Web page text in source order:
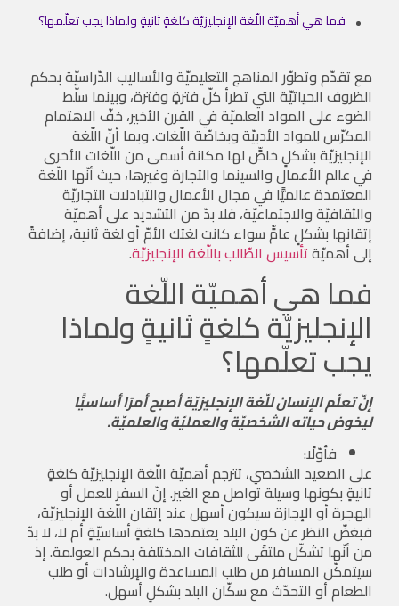
فما هي أهميّة اللّغة الإنجليزيّة كلغةٍ ثانيةٍ ولماذا يجب تعلّمها؟
مع تقدّم وتطوّر المناهج التعليميّة والأساليب الدّراسيّة بحكم
الظروف الحياتيّة التي تطرأ كلّ فترةٍ وفترة، وبينما سلّط
الضوء على المواد العلميّة في القرن الأخير، خفّ الاهتمام
المكرّس للمواد الأدبيّة وبخاصّة اللّغات. وبما أنّ اللّغة
الإنجليزيّة بشكلٍ خاصٍّ لها مكانة أسمى من اللّغات الأخرى
في عالم الأعمال والسينما والتجارة وغيرها، حيث أنّها اللّغة
المعتمدة عالميًّا في مجال الأعمال والتبادلات التجاريّة
والثقافيّة والاجتماعيّة، فلا بدّ من التشديد على أهميّة
إتقانها بشكلٍ عامٍّ سواء كانت لغتك الأمّ أو لغة ثانية، إضافةً
إلى أهميّةتأسيس الطّالب باللّغة الإنجليزيّة.
فما هي أهميّة اللّغة
الإنجليزيّة كلغةٍ ثانيةٍ ولماذا
يجب تعلّمها؟
إنّ تعلّم الإنسان للّغة الإنجليزيّة أصبح أمرًا أساسيًّا
ليخوض حياته الشخصيّة والعمليّة والعلميّة.
فأوّلًا:
على الصعيد الشخصي، تترجم أهميّة اللّغة الإنجليزيّة كلغةٍ
ثانيةٍ بكونها وسيلة تواصل مع الغير. إنّ السفر للعمل أو
الهجرة أو الإجازة سيكون أسهل عند إتقان اللّغة الإنجليزيّة،
فبغضّ النظر عن كون البلد يعتمدها كلغةٍ أساسيّةٍ أم لا، لا بدّ
من أنّها تشكّل ملتقًى للثقافات المختلفة بحكم العولمة. إذ
سيتمكّن المسافر من طلب المساعدة والإرشادات أو طلب
الطعام أو التحدّث مع سكّان البلد بشكلٍأسهل.